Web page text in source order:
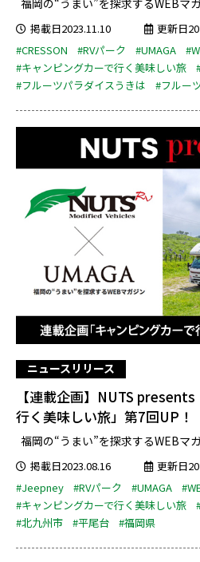
福岡の“うまい”を探求するWEBマ
掲載日2023.11.10
更新日
#CRESSON
#RVパーク #UMAGA
#キャンピングカーで行く美味しい旅
#フルーツパラダイスうきは
#フルー
ニュースリリース
【連載企画】NUTS
行く美味しい旅」第7回UP！
福岡の“うまい”を探求するWEBマ
掲載日2023.08.16
更新日
#Jeepney
#RVパーク #UMAGA
#キャンピングカーで行く美味しい旅
#北九州市
#平尾台 #福岡県